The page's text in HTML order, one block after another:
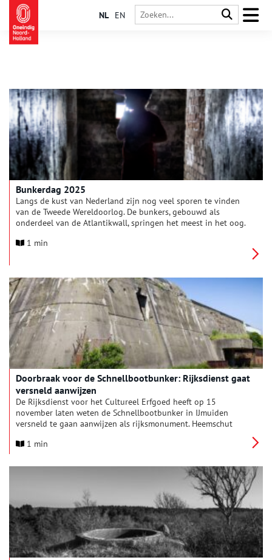
NL EN
Bunkerdag 2025
Langs de kust van Nederland zijn nog veel sporen te vinden
van de Tweede Wereldoorlog. De bunkers, gebouwd als
onderdeel van de Atlantikwall, springen het meest in het oog.
bunkers van Zeeland tot de Waddeneilanden samen open voor
1 min
Doorbraak voor de Schnellbootbunker: Rijksdienst gaat
versneld aanwijzen
De Rijksdienst voor het Cultureel Erfgoed heeft op 15
november laten weten de Schnellbootbunker in IJmuiden
versneld te gaan aanwijzen als rijksmonument. Heemschut
staatssecretaris toen duidelijk werd dat de grootste bunker
Heemschut is opgelucht en blij met deze daadkrachtige stap.
1 min